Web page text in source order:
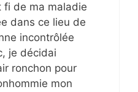
fi de ma maladie
dans ce lieu de
incontrôlée
je décidai
ronchon pour
mon